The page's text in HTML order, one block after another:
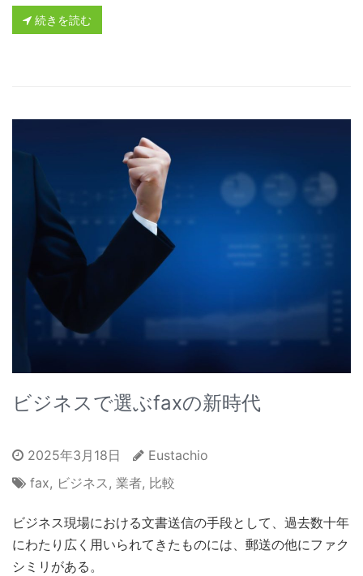
続きを読む
ビジネスで選ぶfaxの新時代
2025年3月18日
Eustachio
fax, ビジネス, 業者, 比較
ビジネス現場における文書送信の手段として、過去数十年
にわたり広く用いられてきたものには、郵送の他にファク
シミリがある。